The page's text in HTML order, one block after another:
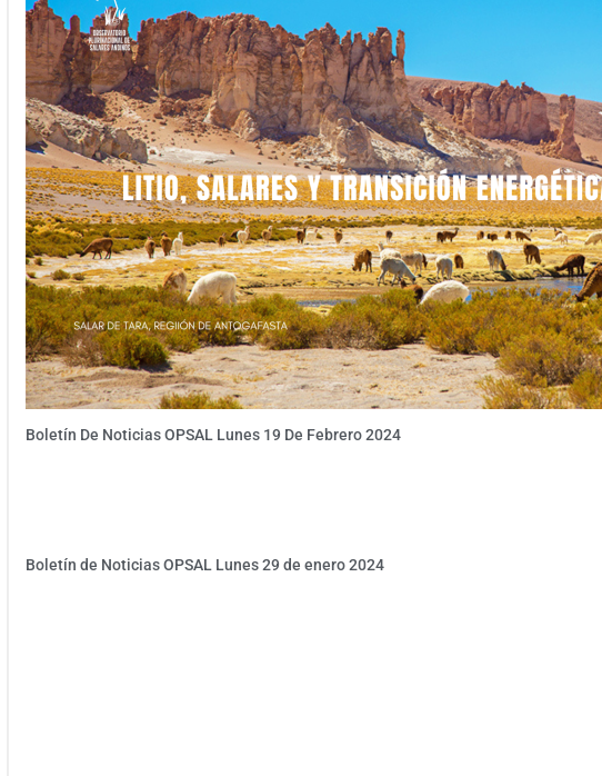
Boletín De Noticias OPSAL Lunes 19 De Febrero 2024
Boletín de Noticias OPSAL Lunes 29 de enero 2024